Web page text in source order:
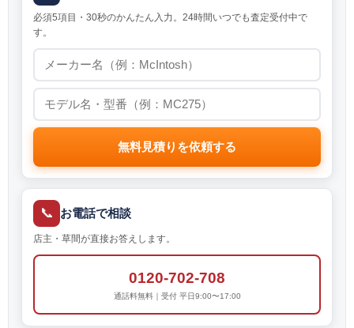
必須5項目・30秒のかんたん入力。24時間いつでも査定受付中で
す。
無料見積りを依頼する
📞 お電話で相談
店主・草間が直接お答えします。
0120-702-708
通話料無料｜受付 平日9:00〜17:00